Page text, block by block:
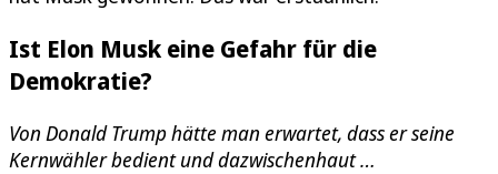
Ist Elon Musk eine Gefahr für die
Demokratie?
Von Donald Trump hätte man erwartet, dass er seine
Kernwähler bedient und dazwischenhaut …